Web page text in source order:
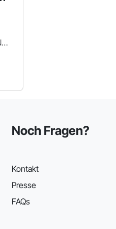
Bildungszentrum im Bildungscampus Nürnberg
Noch Fragen?
Kontakt
Presse
FAQs